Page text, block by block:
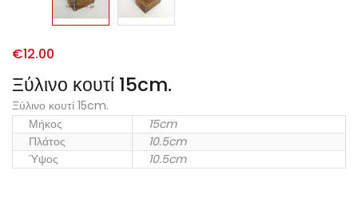
Ξύλινο κουτί 15cm.
€12.00
Ξύλινο κουτί 15cm.
Μήκος
15cm
Πλάτος
10.5cm
Ύψος
10.5cm